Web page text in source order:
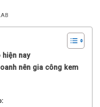
nay
nên gia công kem